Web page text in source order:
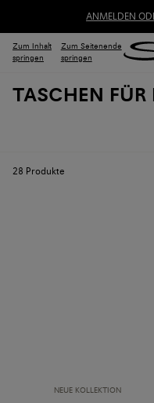
ANMELDEN
Zum Inhalt
springen
Zum Seitenende
springen
TASCHEN FÜR
28 Produkte
NEUE KOLLEKTION